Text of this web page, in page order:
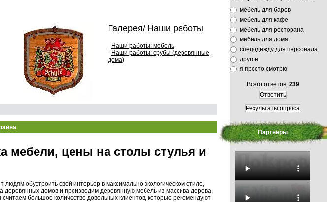
Галерея/ Наши работы
- Наши работы: мебель
- Наши работы: срубы (деревянные
дома)
мебели, цены на столы стулья и
обустроить свой интерьер в максимально экологическом стиле,
деревянных домов и производим деревянную мебель из массива дерева,
большое количество довольных клиентов, которые рекомендуют
мебель для баров
мебель для кафе
мебель для ресторана
мебель для дома
спецодежду для персонала
другое
я просто смотрю
Всего ответов: 239
Ответить
Результаты опроса
Партнеры